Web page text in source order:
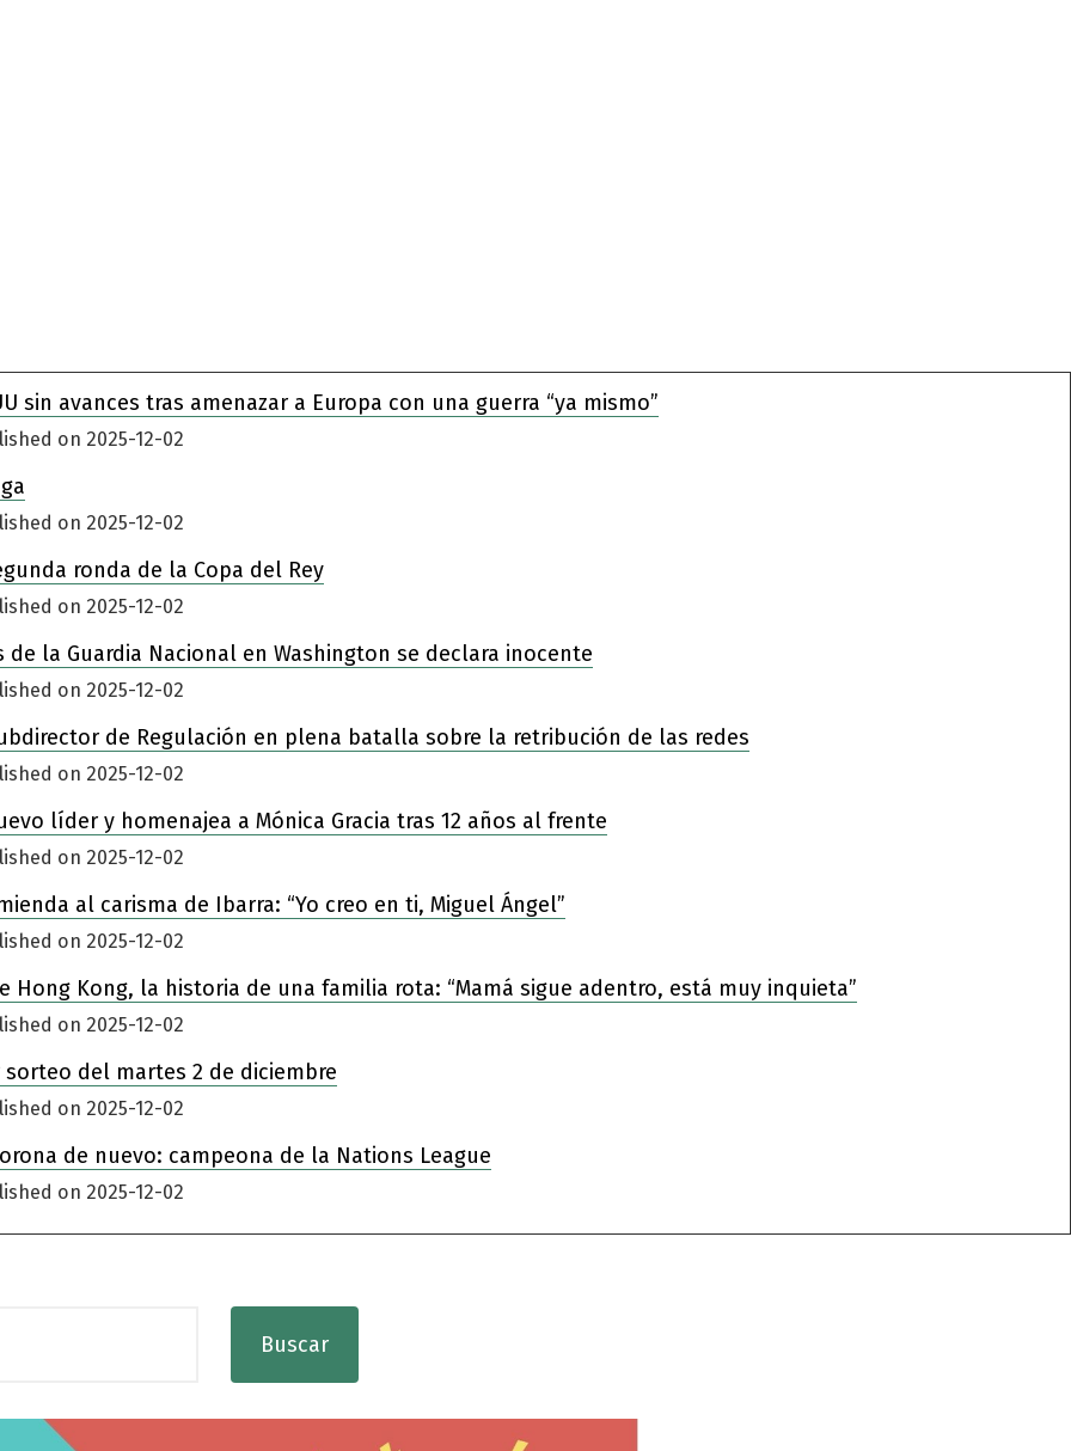
sin avances tras amenazar a Europa con una guerra “ya mismo”
on 2025-12-02
on 2025-12-02
ronda de la Copa del Rey
on 2025-12-02
la Guardia Nacional en Washington se declara inocente
on 2025-12-02
de Regulación en plena batalla sobre la retribución de las redes
on 2025-12-02
líder y homenajea a Mónica Gracia tras 12 años al frente
on 2025-12-02
al carisma de Ibarra: “Yo creo en ti, Miguel Ángel”
on 2025-12-02
Kong, la historia de una familia rota: “Mamá sigue adentro, está muy inquieta”
on 2025-12-02
del martes 2 de diciembre
on 2025-12-02
de nuevo: campeona de la Nations League
on 2025-12-02
Buscar